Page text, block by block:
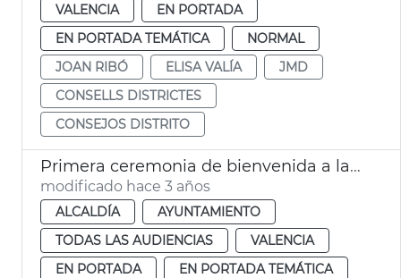
VALENCIA
EN PORTADA
EN PORTADA TEMÁTICA
NORMAL
JOAN RIBÓ
ELISA VALÍA
JMD
CONSELLS DISTRICTES
CONSEJOS DISTRITO
Primera ceremonia de bienvenida a la ciudadanía
modificado hace 3 años
ALCALDÍA
AYUNTAMIENTO
TODAS LAS AUDIENCIAS
VALENCIA
EN PORTADA
EN PORTADA TEMÁTICA